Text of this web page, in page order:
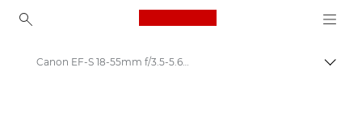
Canon Logo, back to
Canon EF-S 18-55mm f/3.5-5.6 IS II - Lenses - Camera & Photo lenses